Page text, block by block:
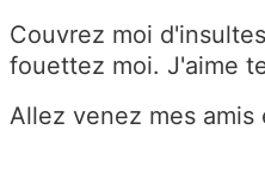
Couvrez moi
fouettez moi. J'aime
Allez venez mes amis